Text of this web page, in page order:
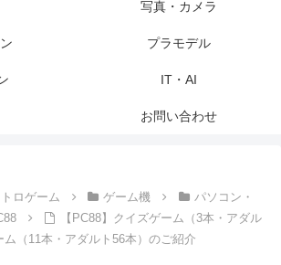
写真・カメラ
プラモデル
IT・AI
お問い合わせ
トロゲーム ゲーム機
パソコン・
【PC88】クイズゲーム（3本・アダル
ム（11本・アダルト56本）のご紹介